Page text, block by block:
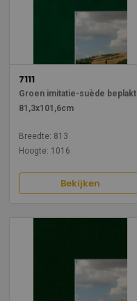
7111
Groen imitatie-suède beplakt
81,3x101,6cm
Breedte: 813
Hoogte: 1016
Bekijken